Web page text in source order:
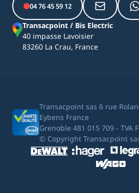
04 76 45 59 12
Transacpoint / Bis Electric
40 impasse Lavoisier
83260 La Crau, France
Transacpoint sas 6 rue
Eybens France
Grenoble 481 015 709 - TVA
© Copyright Transacpoint